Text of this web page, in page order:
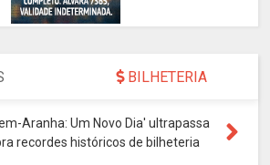
BILHETERIA
Aranha: Um Novo Dia' ultrapassa
recordes históricos de bilheteria